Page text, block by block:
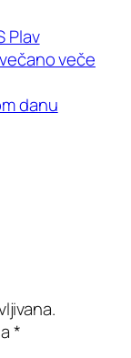
Plav
veče
danu
*